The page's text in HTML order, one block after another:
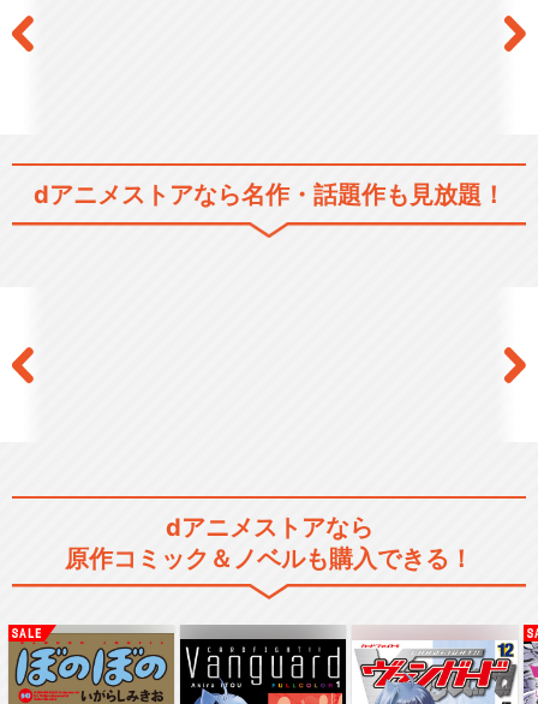
舞台『機動戦士ガンダム00 -
破壊による再生-…
トライ
dアニメストアなら名作・話題作も見放題！
dアニメストアなら
原作コミック＆ノベルも購入できる！